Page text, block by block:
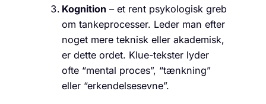
Kognition – et rent psyko­logisk greb
om tanke­processer. Leder man efter
noget mere teknisk eller akademisk,
er dette ordet. Klue-tekster lyder
ofte “mental proces”, “tænkning”
eller “erkendelses­evne”.